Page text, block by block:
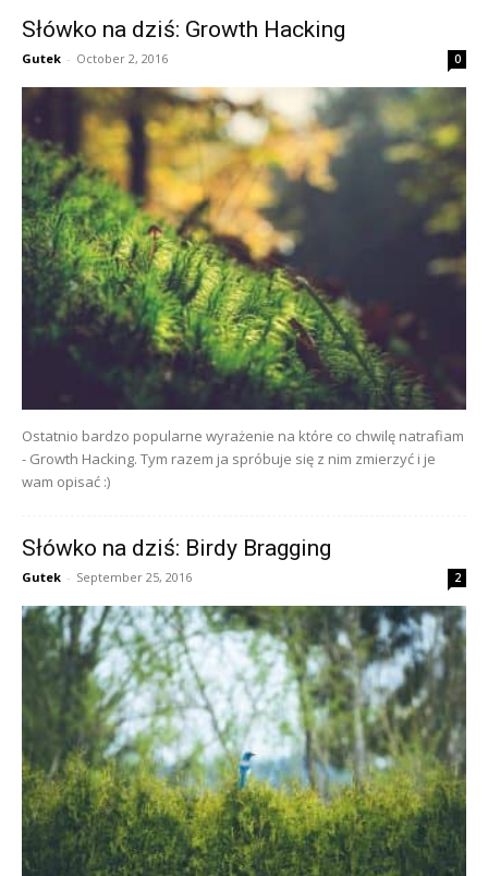
Słówko na dziś: Growth Hacking
Gutek - October 2, 2016 0
Ostatnio bardzo popularne wyrażenie na które co chwilę natrafiam
- Growth Hacking. Tym razem ja spróbuje się z nim zmierzyć i je
wam opisać :)
Słówko na dziś: Birdy Bragging
Gutek - September 25, 2016 2